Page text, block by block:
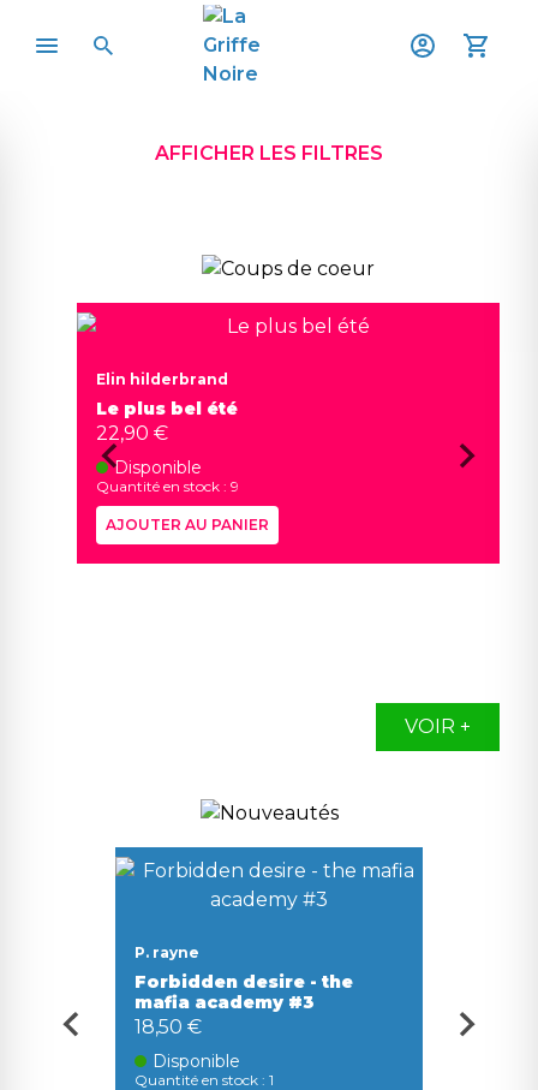
AFFICHER LES FILTRES
Elin hilderbrand
Le plus bel été
22,90 €
Disponible
Quantité en stock : 9
AJOUTER AU PANIER
VOIR +
P. rayne
Forbidden desire - the
mafia academy #3
18,50 €
Disponible
Quantité en stock : 1